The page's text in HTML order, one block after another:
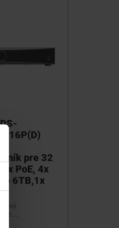
16P(D)
pre 32
PoE, 4x
6TB,1x
pre ...